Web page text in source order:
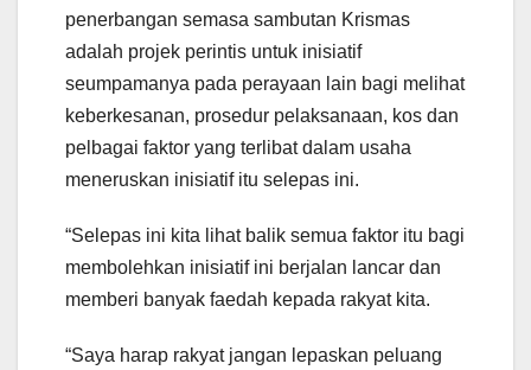
penerbangan semasa sambutan Krismas
adalah projek perintis untuk inisiatif
seumpamanya pada perayaan lain bagi melihat
keberkesanan, prosedur pelaksanaan, kos dan
pelbagai faktor yang terlibat dalam usaha
meneruskan inisiatif itu selepas ini.
“Selepas ini kita lihat balik semua faktor itu bagi
membolehkan inisiatif ini berjalan lancar dan
memberi banyak faedah kepada rakyat kita.
“Saya harap rakyat jangan lepaskan peluang